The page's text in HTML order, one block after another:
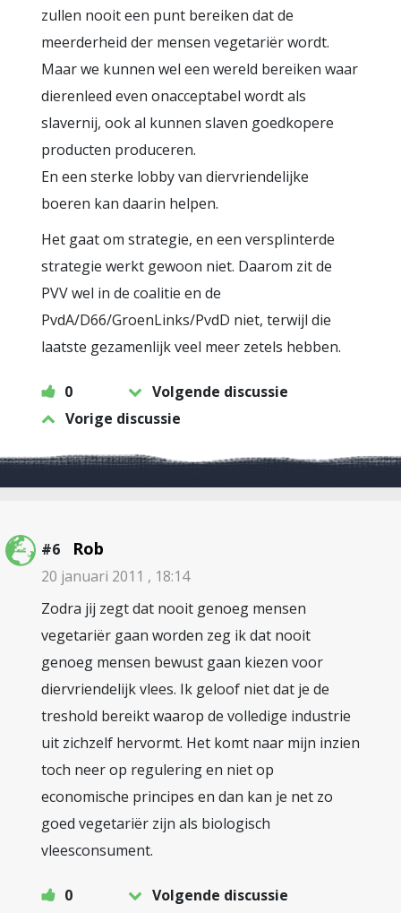
zullen nooit een punt bereiken dat de
meerderheid der mensen vegetariër wordt.
Maar we kunnen wel een wereld bereiken waar
dierenleed even onacceptabel wordt als
slavernij, ook al kunnen slaven goedkopere
producten produceren.
En een sterke lobby van diervriendelijke
boeren kan daarin helpen.
Het gaat om strategie, en een versplinterde
strategie werkt gewoon niet. Daarom zit de
PVV wel in de coalitie en de
PvdA/D66/GroenLinks/PvdD niet, terwijl die
laatste gezamenlijk veel meer zetels hebben.
0
Volgende discussie
Vorige discussie
#6 Rob
20 januari 2011 , 18:14
Zodra jij zegt dat nooit genoeg mensen
vegetariër gaan worden zeg ik dat nooit
genoeg mensen bewust gaan kiezen voor
diervriendelijk vlees. Ik geloof niet dat je de
treshold bereikt waarop de volledige industrie
uit zichzelf hervormt. Het komt naar mijn inzien
toch neer op regulering en niet op
economische principes en dan kan je net zo
goed vegetariër zijn als biologisch
vleesconsument.
0
Volgende discussie